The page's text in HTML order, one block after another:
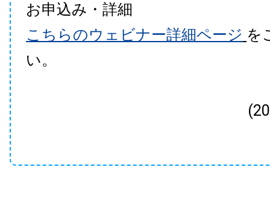
お申込み・詳細
こちらのウェビナー詳細ページ を
い。